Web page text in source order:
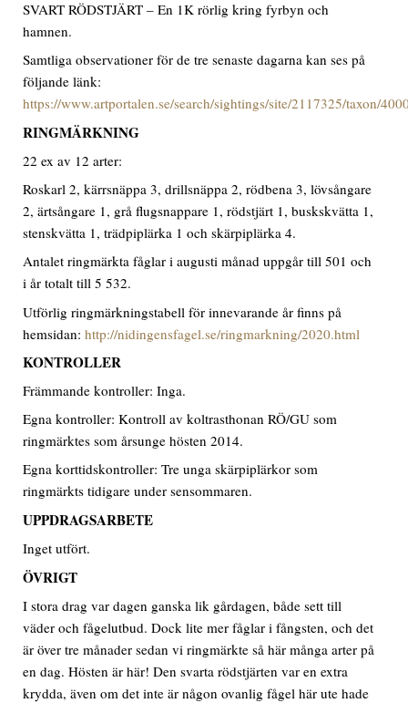
SVART RÖDSTJÄRT – En 1K rörlig kring fyrbyn och
hamnen.
Samtliga observationer för de tre senaste dagarna kan ses på
följande länk:
https://www.artportalen.se/search/sightings/site/2117325/taxon/
RINGMÄRKNING
22 ex av 12 arter:
Roskarl 2, kärrsnäppa 3, drillsnäppa 2, rödbena 3, lövsångare
2, ärtsångare 1, grå flugsnappare 1, rödstjärt 1, buskskvätta 1,
stenskvätta 1, trädpiplärka 1 och skärpiplärka 4.
Antalet ringmärkta fåglar i augusti månad uppgår till 501 och
i år totalt till 5 532.
Utförlig ringmärkningstabell för innevarande år finns på
hemsidan:http://nidingensfagel.se/ringmarkning/2020.html
KONTROLLER
Främmande kontroller: Inga.
Egna kontroller: Kontroll av koltrasthonan RÖ/GU som
ringmärktes som årsunge hösten 2014.
Egna korttidskontroller: Tre unga skärpiplärkor som
ringmärkts tidigare under sensommaren.
UPPDRAGSARBETE
Inget utfört.
ÖVRIGT
I stora drag var dagen ganska lik gårdagen, både sett till
väder och fågelutbud. Dock lite mer fåglar i fångsten, och det
är över tre månader sedan vi ringmärkte så här många arter på
en dag. Hösten är här! Den svarta rödstjärten var en extra
krydda, även om det inte är någon ovanlig fågel här ute hade